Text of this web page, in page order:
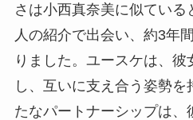
さは小西真奈美に似ている
人の紹介で出会い、約3年
りました。ユースケは、彼
し、互いに支え合う姿勢
たなパートナーシップは、